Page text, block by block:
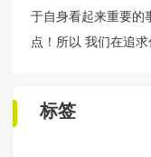
于自身看起来重要的
点！所以 我们在追
标签